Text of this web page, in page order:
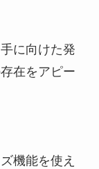
に向けた発
在をアピー
機能を使え